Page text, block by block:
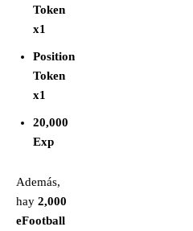
Token
x1
Position
Token
x1
20,000
Exp
Además,
hay 2,000
eFootball